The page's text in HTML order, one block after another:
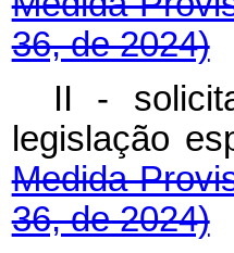
36, de 2024)
II -
legislação
Medida
36, de 2024)